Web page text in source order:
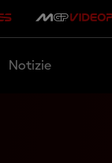
Notizie